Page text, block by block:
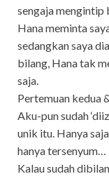
sengaja mengintip
Hana meminta
sedangkan saya
bilang, Hana tak
saja.
Pertemuan kedua
Aku-pun sudah
unik itu. Hanya
hanya tersenyum…
Kalau sudah